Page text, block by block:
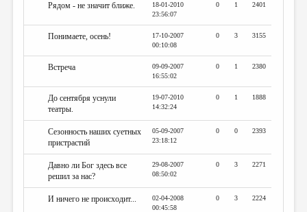
Рядом - не значит ближе.
18-01-2010
23:56:07
0 1 2401
Понимаете, осень!
17-10-2007
00:10:08
0 3 3155
Встреча
09-09-2007
16:55:02
0 1 2380
До сентября уснули
театры.
19-07-2010
14:32:24
0 1 1888
Сезонность наших суетных
пристрастий
05-09-2007
23:18:12
0 0 2393
Давно ли Бог здесь все
решил за нас?
29-08-2007
08:50:02
0 3 2271
И ничего не происходит...
02-04-2008
00:45:58
0 3 2224